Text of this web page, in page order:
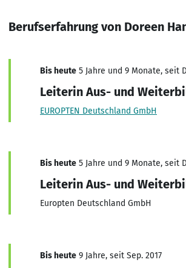
Berufserfahrung von Doreen
Bis heute 5 Jahre und 9 Monate, seit
Leiterin Aus- und
EUROPTEN Deutschland GmbH
Bis heute 5 Jahre und 9 Monate, seit
Leiterin Aus- und
Europten Deutschland GmbH
Bis heute 9 Jahre, seit Sep. 2017